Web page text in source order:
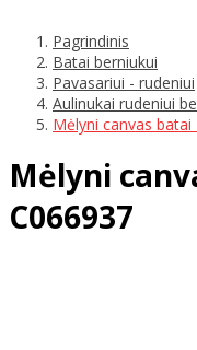
Pagrindinis
Batai berniukui
Pavasariui - rudeniui
Aulinukai rudeniui
Mėlyni canvas batai
Mėlyni
C066937